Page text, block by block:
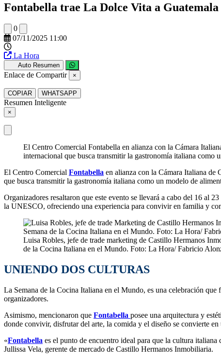
Fontabella trae La Dolce Vita a
0
07/11/2025 11:00
La Hora
Auto Resumen
Enlace de Compartir ×
COPIAR WHATSAPP
Resumen Inteligente
×
El Centro Comercial Fontabella en alianza con la Cámara
internacional que busca transmitir la gastronomía italiana
El Centro Comercial Fontabella en alianza con la Cámara Italiana de
que busca transmitir la gastronomía italiana como un modelo de
Organizadores resaltaron que este evento se llevará a cabo del 16 al
la UNESCO, ofreciendo una experiencia para convivir en familia y
Luisa Robles, jefe de trade marketing de Castillo Hermanos
de la Cocina Italiana en el Mundo. Foto: La Hora/ Fabricio
UNIENDO DOS CULTURAS
La Semana de la Cocina Italiana en el Mundo, es una celebración
organizadores.
Asimismo, mencionaron que Fontabella posee una arquitectura y
donde convivir, disfrutar del arte, la comida y el diseño se convierte en
«Fontabella es el punto de encuentro ideal para que la cultura
Jullissa Vela, gerente de mercado de Castillo Hermanos Inmobiliaria.